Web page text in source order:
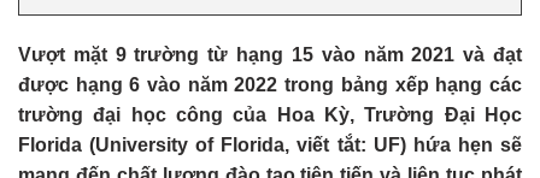
Vượt mặt 9 trường từ hạng 15 vào năm 2021 và đạt
được hạng 6 vào năm 2022 trong bảng xếp hạng các
trường đại học công của Hoa Kỳ, Trường Đại Học
Florida (University of Florida, viết tắt: UF) hứa hẹn sẽ